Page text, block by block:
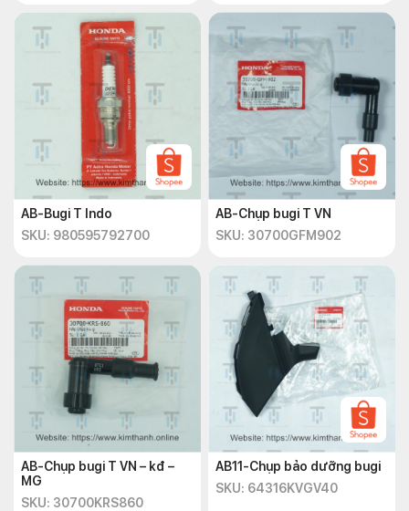
AB-Bugi T Indo
SKU: 980595792700
AB-Chụp bugi T VN
SKU: 30700GFM902
AB-Chụp bugi T VN – kđ –
MG
SKU: 30700KRS860
AB11-Chụp bảo dưỡng bugi
SKU: 64316KVGV40